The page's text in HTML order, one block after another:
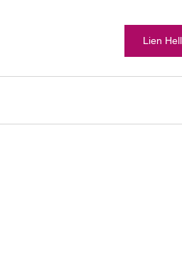
Lien